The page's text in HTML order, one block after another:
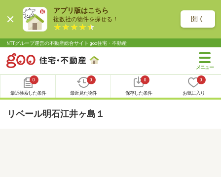
アプリ版はこちら
複数社の物件を探せる！ 開く
NTTグループ運営の不動産総合サイト goo住宅・不動産
0
最近検索した条件
0
最近見た物件
0
保存した条件
0
お気に入り
リベール明石江井ヶ島１